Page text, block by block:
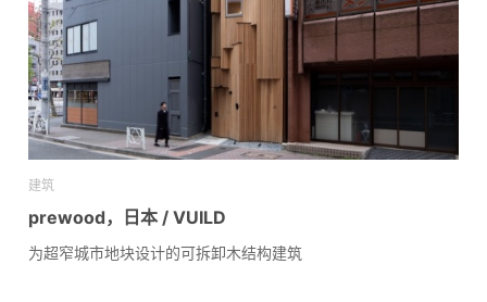
建筑
prewood，日本 / VUILD
为超窄城市地块设计的可拆卸木结构建筑